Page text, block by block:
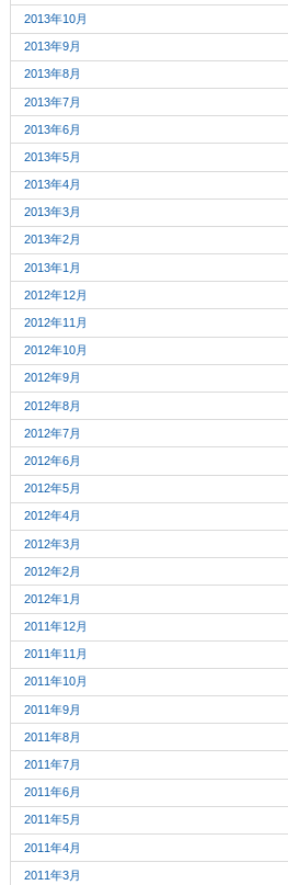
2013年10月
2013年9月
2013年8月
2013年7月
2013年6月
2013年5月
2013年4月
2013年3月
2013年2月
2013年1月
2012年12月
2012年11月
2012年10月
2012年9月
2012年8月
2012年7月
2012年6月
2012年5月
2012年4月
2012年3月
2012年2月
2012年1月
2011年12月
2011年11月
2011年10月
2011年9月
2011年8月
2011年7月
2011年6月
2011年5月
2011年4月
2011年3月